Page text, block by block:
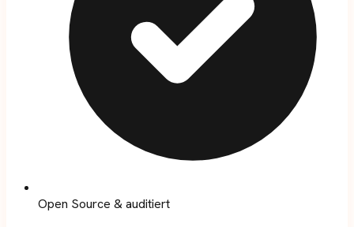
Open Source & auditiert